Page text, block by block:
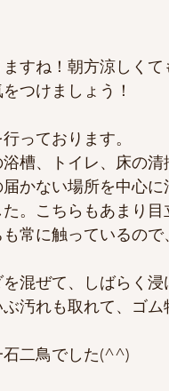
すね！朝方涼しくて
つけましょう！
っております。
槽、トイレ、床の
かない場所を中心に
。こちらもあまり目
常に触っているの
混ぜて、しばらく
汚れも取れて、ゴ
石二鳥でした(^^)